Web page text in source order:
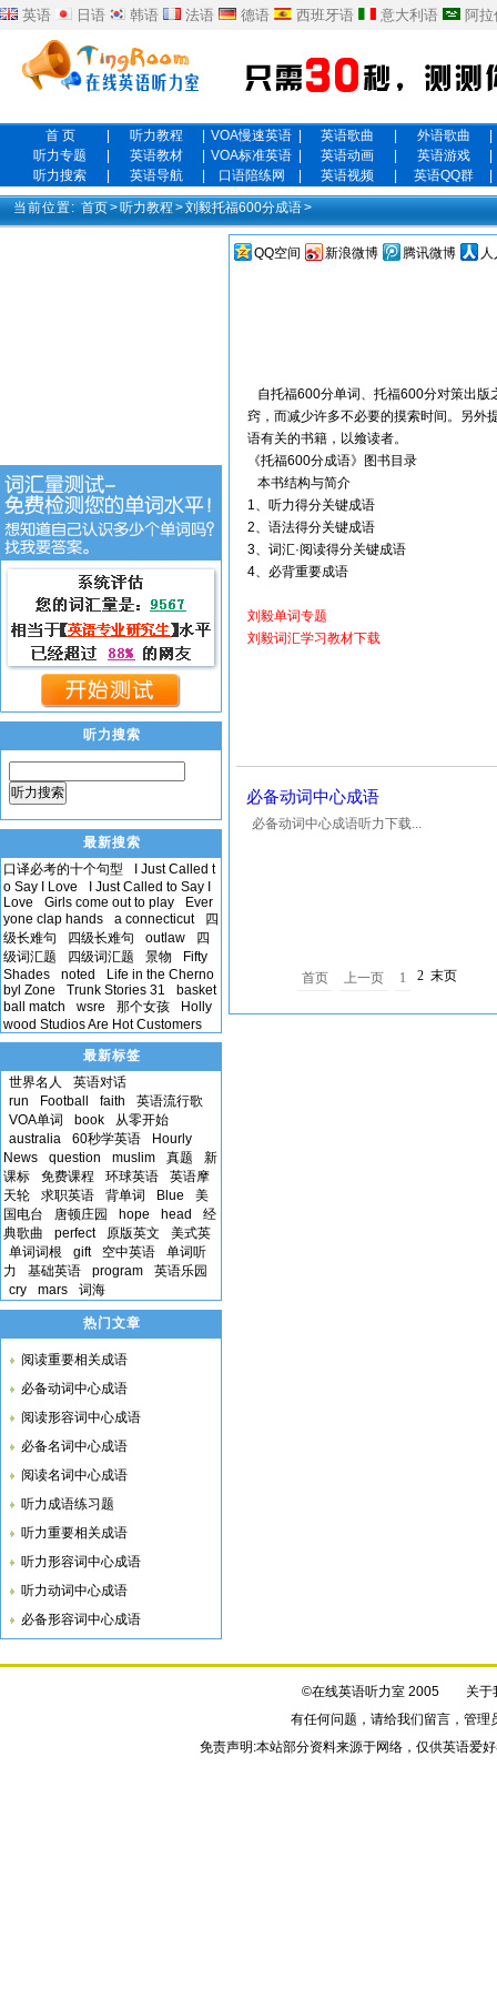
英语 日语 韩语 法语 德语 西班牙语 意大利语 阿
首 页 听力教程 VOA慢速英语 英语歌曲 外语歌曲
听力专题
英语教材 VOA标准英语 英语动画 英语游戏
听力搜索
英语导航 口语陪练网 英语视频 英语QQ群
当前位置: 首页>听力教程 >刘毅托福600分成语>
QQ空间 新浪微博 腾讯微博
自托福600分单词、托福600分对策出版
窍，而减少许多不必要的摸索时间。另外
语有关的书籍，以飨读者。
《托福600分成语》图书目录
本书结构与简介
1、听力得分关键成语
2、语法得分关键成语
3、词汇·阅读得分关键成语
4、必背重要成语
刘毅单词专题
刘毅词汇学习教材下载
必备动词中心成语
必备动词中心成语听力下载...
首页 上一页 1 2 末页
听力搜索
听力搜索
最新搜索
口译必考的十个句型
I Just Called t
o Say I Love
I Just Called to Say I
Love
Girls come out to play
Ever
yone clap hands
a connecticut
四
级长难句
四级长难句 outlaw
四
级词汇题
四级词汇题 景物
Fifty
Shades
noted
Life in the Cherno
byl Zone
Trunk Stories 31
basket
ball match
wsre 那个女孩
Holly
wood Studios Are Hot Customers
最新标签
世界名人
英语对话
run
Football faith
英语流行歌
VOA单词
book
从零开始
australia
60秒学英语
Hourly
News
question muslim 真题
新
课标
免费课程 环球英语
英语摩
天轮
求职英语 背单词 Blue
美
国电台
唐顿庄园 hope head
经
典歌曲
perfect 原版英文
美式英
单词词根
gift 空中英语
单词听
力
基础英语 program
英语乐园
cry
mars 词海
热门文章
阅读重要相关成语
必备动词中心成语
阅读形容词中心成语
必备名词中心成语
阅读名词中心成语
听力成语练习题
听力重要相关成语
听力形容词中心成语
听力动词中心成语
必备形容词中心成语
©在线英语听力室 2005 关于
有任何问题，请给我们留言，管理
免责声明:本站部分资料来源于网络，仅供英语爱